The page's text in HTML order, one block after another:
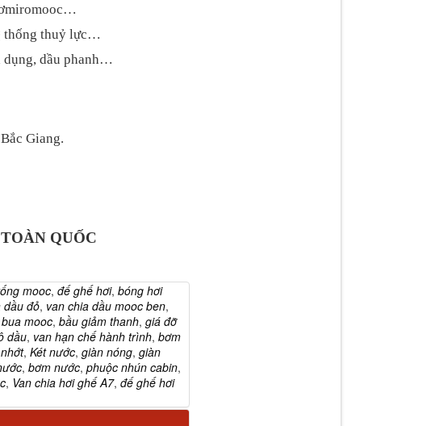
thống thuỷ lực…
dụng, dầu phanh…
Giang.
QUỐC
mooc, đế ghế hơi, bóng hơi
dầu đỏ, van chia dầu mooc ben,
mooc, bầu giảm thanh, giá đỡ
dầu, van hạn chế hành trình, bơm
, Két nước, giàn nóng, giàn
, bơm nước, phuộc nhún cabin,
, Van chia hơi ghế A7, đế ghế hơi